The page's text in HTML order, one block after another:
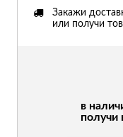
в
получи
Закажи
или получи